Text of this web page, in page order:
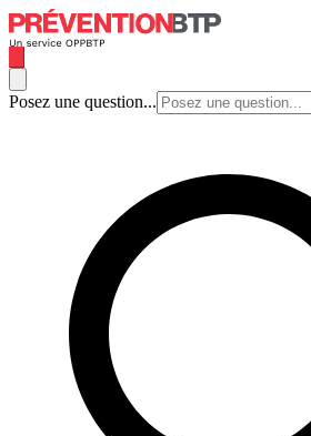
Posez une question...